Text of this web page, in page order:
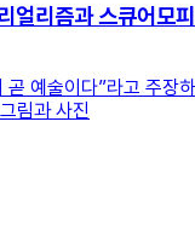
얼리즘과 스큐어모
곧 예술이다”라고 주
림과 사진